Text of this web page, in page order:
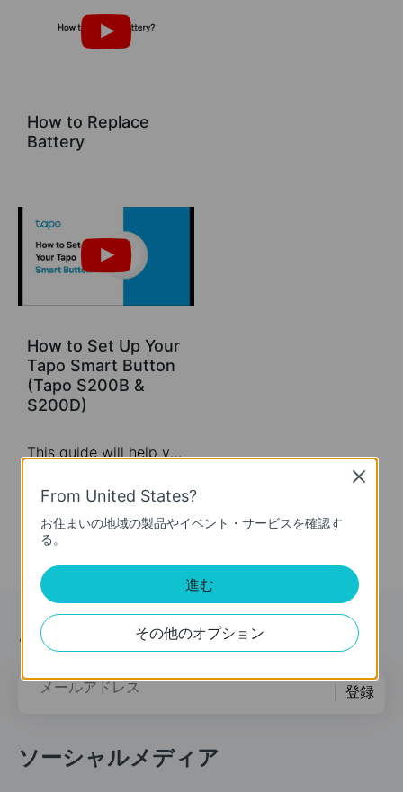
How to Replace
Battery
How to Set Up Your
Tapo Smart Button
(Tapo S200B &
S200D)
This guide will help you set up your Tapo smart button. Tapo is the easy way to turn your home into a smart home. With the Tapo Hub as a bridge, Tapo Smart Button works with a wide range of Tapo accessories. So you can easily control your home from anywhere.
ニュース＆オファー
メールアドレス 登録
ソーシャルメディア
From United States?
お住まいの地域の製品やイベント・サービスを確認す
る。
進む
その他のオプション
Close